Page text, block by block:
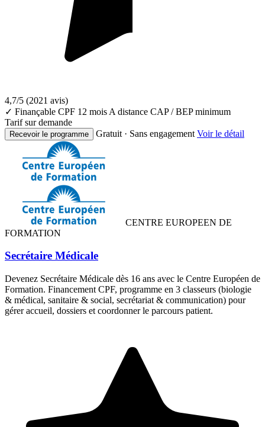
4,7/5 (2021 avis)
✓ Finançable CPF 12 mois A distance CAP / BEP minimum
Tarif sur demande
Recevoir le programme Gratuit · Sans engagement Voir le détail
CENTRE EUROPEEN DE
FORMATION
Secrétaire Médicale
Devenez Secrétaire Médicale dès 16 ans avec le Centre Européen de
Formation. Financement CPF, programme en 3 classeurs (biologie
& médical, sanitaire & social, secrétariat & communication) pour
gérer accueil, dossiers et coordonner le parcours patient.